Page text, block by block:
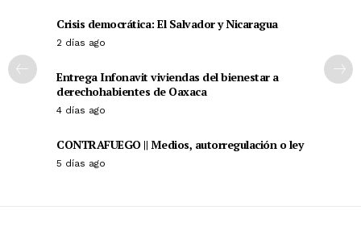
Crisis democrática: El Salvador y Nicaragua
2 días ago
Entrega Infonavit viviendas del bienestar a
derechohabientes de Oaxaca
4 días ago
CONTRAFUEGO || Medios, autorregulación o ley
5 días ago